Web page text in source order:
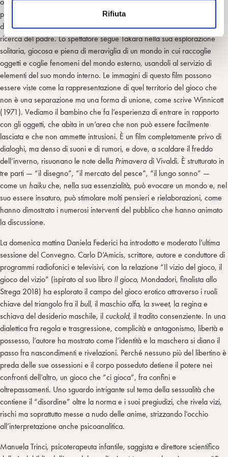
n
s
o
Rifiuta
portando con sé un disegno che ritrae il mondo acquatico, invece di
dirigersi verso la scuola con la sorella si incammina nella neve alla
ricerca del padre. Lo spettatore segue Takara nella sua esplorazione
solitaria, giocosa e piena di meraviglia di un mondo in cui raccoglie
oggetti e coglie fenomeni del mondo esterno, usandoli al servizio di
elementi del suo mondo interno. Le immagini di questo film possono
essere viste come la rappresentazione di quel territorio del gioco che
non è una separazione ma una forma di unione, come scrive Winnicott
(1971). Vediamo il bambino che fa l’esperienza di entrare in rapporto
con gli oggetti, che abita in un’area che non può essere facilmente
lasciata e che non ammette intrusioni. È un film completamente privo di
dialoghi, ma denso di suoni e di rumori, e dove, a scaldare il freddo
dell’inverno, risuonano le note della Primaveradi Vivaldi. È strutturato in
tre parti — “il disegno”, “il mercato del pesce”, “il lungo sonno” —
come un haikuche, nella sua essenzialità, può evocare un mondo e, nel
suo essere insaturo, può stimolare molti pensieri e rielaborazioni, come
hanno dimostrato i numerosi interventi del pubblico che hanno animato
la discussione.
La domenica mattina Daniela Federici ha introdotto e moderato l’ultima
sessione del Convegno. Carlo D’Amicis, scrittore, autore e conduttore di
programmi radiofonici e televisivi, con la relazione “Il vizio del gioco, il
gioco del vizio” (ispirato al suo libro Il gioco, Mondadori, finalista allo
Strega 2018) ha esplorato il campo del gioco erotico attraverso i ruoli
chiave del triangolo fra il bull, il maschio alfa, la sweet, la regina e
schiava del desiderio maschile, il cuckold, il tradito consenziente. In una
dialettica fra regola e trasgressione, complicità e antagonismo, libertà e
possesso, l’autore ha mostrato come l’identità e la maschera si diano il
passo fra nascondimenti e rivelazioni. Perché nessuno più del libertino è
preda delle sue ossessioni e il corpo posseduto detiene il potere nei
confronti dell’altro, un gioco che “ci gioca”, fra confini e
oltrepassamenti. Uno sguardo intrigante sul tema della sessualità che
contiene il “disordine” oltre la norma e i suoi pregiudizi, che rivela vizi,
rischi ma soprattutto messe a nudo delle anime, strizzando l’occhio
all’interpretazione anche psicoanalitica.
Manuela Trinci, psicoterapeuta infantile, saggista e direttore scientifico